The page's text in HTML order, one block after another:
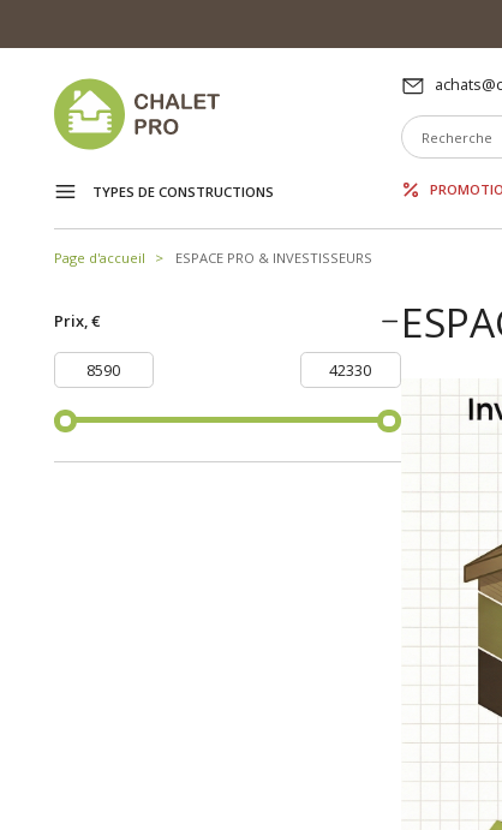
TYPES DE CONSTRUCTIONS
Page d'accueil ESPACE PRO & INVESTISSEURS
Prix, €